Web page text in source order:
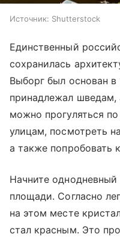
Источник: Shutterstock
Единственный
сохранилась
Выборг был основан в
принадлежал шведам,
можно прогуляться
улицам, посмотреть
а также попробовать
Начните
площади. Согласно
на этом месте
стал красным. Это